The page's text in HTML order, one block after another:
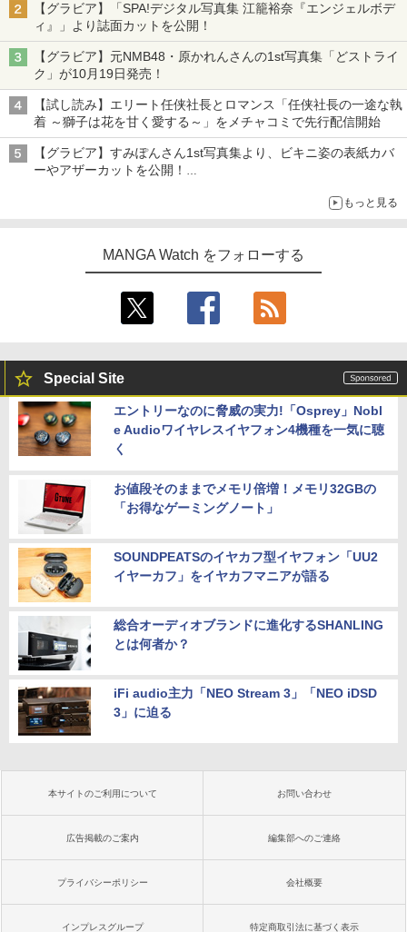
【グラビア】「SPA!デジタル写真集 江籠裕奈『エンジェルボデ
ィ』」より誌面カットを公開！
【グラビア】元NMB48・原かれんさんの1st写真集「どストライ
ク」が10月19日発売！
【試し読み】エリート任侠社長とロマンス「任侠社長の一途な執
着 ～獅子は花を甘く愛する～」をメチャコミで先行配信開始
【グラビア】すみぽんさん1st写真集より、ビキニ姿の表紙カバ
ーやアザーカットを公開！
もっと見る
MANGA Watch をフォローする
Special Site
エントリーなのに脅威の実力!「Osprey」Nobl
e Audioワイヤレスイヤフォン4機種を一気に聴
く
お値段そのままでメモリ倍増！メモリ32GBの
「お得なゲーミングノート」
SOUNDPEATSのイヤカフ型イヤフォン「UU2
イヤーカフ」をイヤカフマニアが語る
総合オーディオブランドに進化するSHANLING
とは何者か？
iFi audio主力「NEO Stream 3」「NEO iDSD
3」に迫る
本サイトのご利用について お問い合わせ
広告掲載のご案内 編集部へのご連絡
プライバシーポリシー 会社概要
インプレスグループ 特定商取引法に基づく表示